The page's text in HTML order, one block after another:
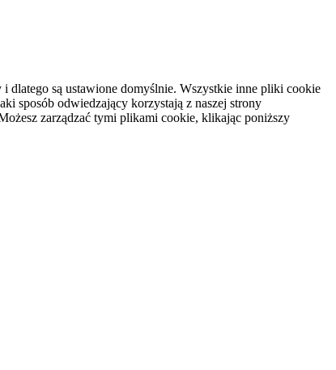
dlatego są ustawione domyślnie. Wszystkie inne pliki cookie
sposób odwiedzający korzystają z naszej strony
zarządzać tymi plikami cookie, klikając poniższy